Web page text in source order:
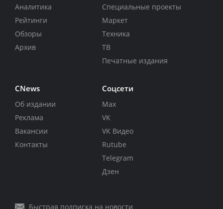
Аналитика
Рейтинги
Обзоры
Архив
Специальные проекты
Маркет
Техника
ТВ
Печатные издания
CNews
Об издании
Реклама
Вакансии
Контакты
Соцсети
Max
VK
VK Видео
Rutube
Telegram
Дзен
Быстрая подписка на новости